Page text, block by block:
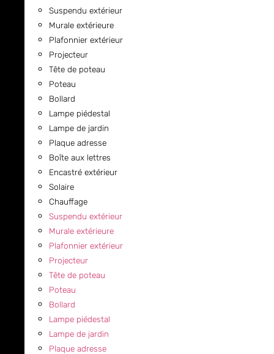
Suspendu extérieur
Murale extérieure
Plafonnier extérieur
Projecteur
Tête de poteau
Poteau
Bollard
Lampe piédestal
Lampe de jardin
Plaque adresse
Boîte aux lettres
Encastré extérieur
Solaire
Chauffage
Suspendu extérieur
Murale extérieure
Plafonnier extérieur
Projecteur
Tête de poteau
Poteau
Bollard
Lampe piédestal
Lampe de jardin
Plaque adresse